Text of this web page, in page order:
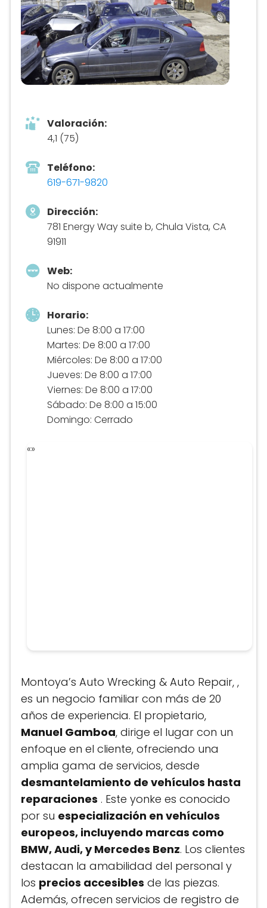
Valoración:
4,1 (75)
Teléfono:
619-671-9820
Dirección:
781 Energy Way suite b, Chula Vista, CA
91911
Web:
No dispone actualmente
Horario:
Lunes: De 8:00 a 17:00
Martes: De 8:00 a 17:00
Miércoles: De 8:00 a 17:00
Jueves: De 8:00 a 17:00
Viernes: De 8:00 a 17:00
Sábado: De 8:00 a 15:00
Domingo: Cerrado
«»
Montoya’s Auto Wrecking & Auto Repair, ,
es un negocio familiar con más de 20
años de experiencia. El propietario,
Manuel Gamboa, dirige el lugar con un
enfoque en el cliente, ofreciendo una
amplia gama de servicios, desde
desmantelamiento de vehículos hasta
reparaciones . Este yonke es conocido
por su especialización en vehículos
europeos, incluyendo marcas como
BMW, Audi, y Mercedes Benz. Los clientes
destacan la amabilidad del personal y
los precios accesibles de las piezas.
Además, ofrecen servicios de registro de